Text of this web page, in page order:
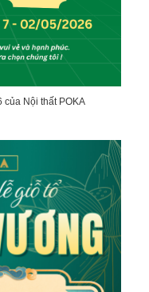
của Nội thất POKA